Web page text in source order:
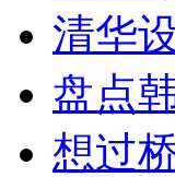
清华
盘点
想过